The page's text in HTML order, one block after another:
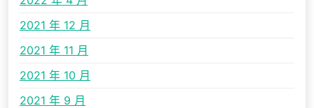
2021 年 12 月
2021 年 11 月
2021 年 10 月
2021 年 9 月